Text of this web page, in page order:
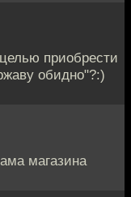
приобрести
обидно"?:)
магазина